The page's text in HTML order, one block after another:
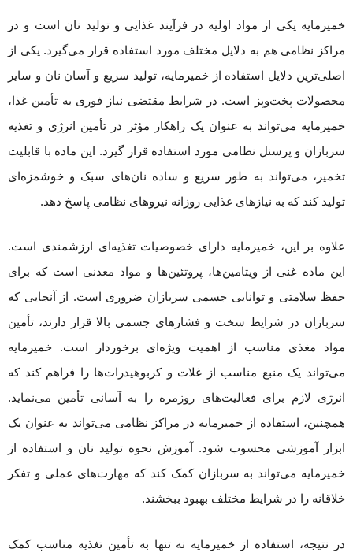
خمیرمایه یکی از مواد اولیه در فرآیند غذایی و تولید نان است و در
مراکز نظامی هم به دلایل مختلف مورد استفاده قرار می‌گیرد. یکی از
اصلی‌ترین دلایل استفاده از خمیرمایه، تولید سریع و آسان نان و سایر
محصولات پخت‌وپز است. در شرایط مقتضی نیاز فوری به تأمین غذا،
خمیرمایه می‌تواند به عنوان یک راهکار مؤثر در تأمین انرژی و تغذیه
سربازان و پرسنل نظامی مورد استفاده قرار گیرد. این ماده با قابلیت
تخمیر، می‌تواند به طور سریع و ساده نان‌های سبک و خوشمزه‌ای
تولید کند که به نیازهای غذایی روزانه نیروهای نظامی پاسخ دهد.
علاوه بر این، خمیرمایه دارای خصوصیات تغذیه‌ای ارزشمندی است.
این ماده غنی از ویتامین‌ها، پروتئین‌ها و مواد معدنی است که برای
حفظ سلامتی و توانایی جسمی سربازان ضروری است. از آنجایی که
سربازان در شرایط سخت و فشارهای جسمی بالا قرار دارند، تأمین
مواد مغذی مناسب از اهمیت ویژه‌ای برخوردار است. خمیرمایه
می‌تواند یک منبع مناسب از غلات و کربوهیدرات‌ها را فراهم کند که
انرژی لازم برای فعالیت‌های روزمره را به آسانی تأمین می‌نماید.
همچنین، استفاده از خمیرمایه در مراکز نظامی می‌تواند به عنوان یک
ابزار آموزشی محسوب شود. آموزش نحوه تولید نان و استفاده از
خمیرمایه می‌تواند به سربازان کمک کند که مهارت‌های عملی و تفکر
خلاقانه را در شرایط مختلف بهبود ببخشند.
در نتیجه، استفاده از خمیرمایه نه تنها به تأمین تغذیه مناسب کمک